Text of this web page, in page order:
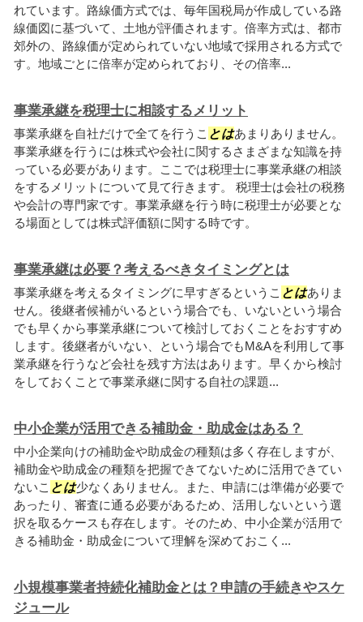
れています。路線価方式では、毎年国税局が作成している路
線価図に基づいて、土地が評価されます。倍率方式は、都市
郊外の、路線価が定められていない地域で採用される方式で
す。地域ごとに倍率が定められており、その倍率...
事業承継を税理士に相談するメリット
事業承継を自社だけで全てを行うこ とはあまりありません。
事業承継を行うには株式や会社に関するさまざまな知識を持
っている必要があります。ここでは税理士に事業承継の相談
をするメリットについて見て行きます。 税理士は会社の税務
や会計の専門家です。事業承継を行う時に税理士が必要とな
る場面としては株式評価額に関する時です。
事業承継は必要？考えるべきタイミングとは
事業承継を考えるタイミングに早すぎるというこ とはありま
せん。後継者候補がいるという場合でも、いないという場合
でも早くから事業承継について検討しておくことをおすすめ
します。後継者がいない、という場合でもM&Aを利用して事
業承継を行うなど会社を残す方法はあります。早くから検討
をしておくことで事業承継に関する自社の課題...
中小企業が活用できる補助金・助成金はある？
中小企業向けの補助金や助成金の種類は多く存在しますが、
補助金や助成金の種類を把握できてないために活用できてい
ないこ とは少なくありません。また、申請には準備が必要で
あったり、審査に通る必要があるため、活用しないという選
択を取るケースも存在します。そのため、中小企業が活用で
きる補助金・助成金について理解を深めておこく...
小規模事業者持続化補助金とは？申請の手続きやスケ
ジュール